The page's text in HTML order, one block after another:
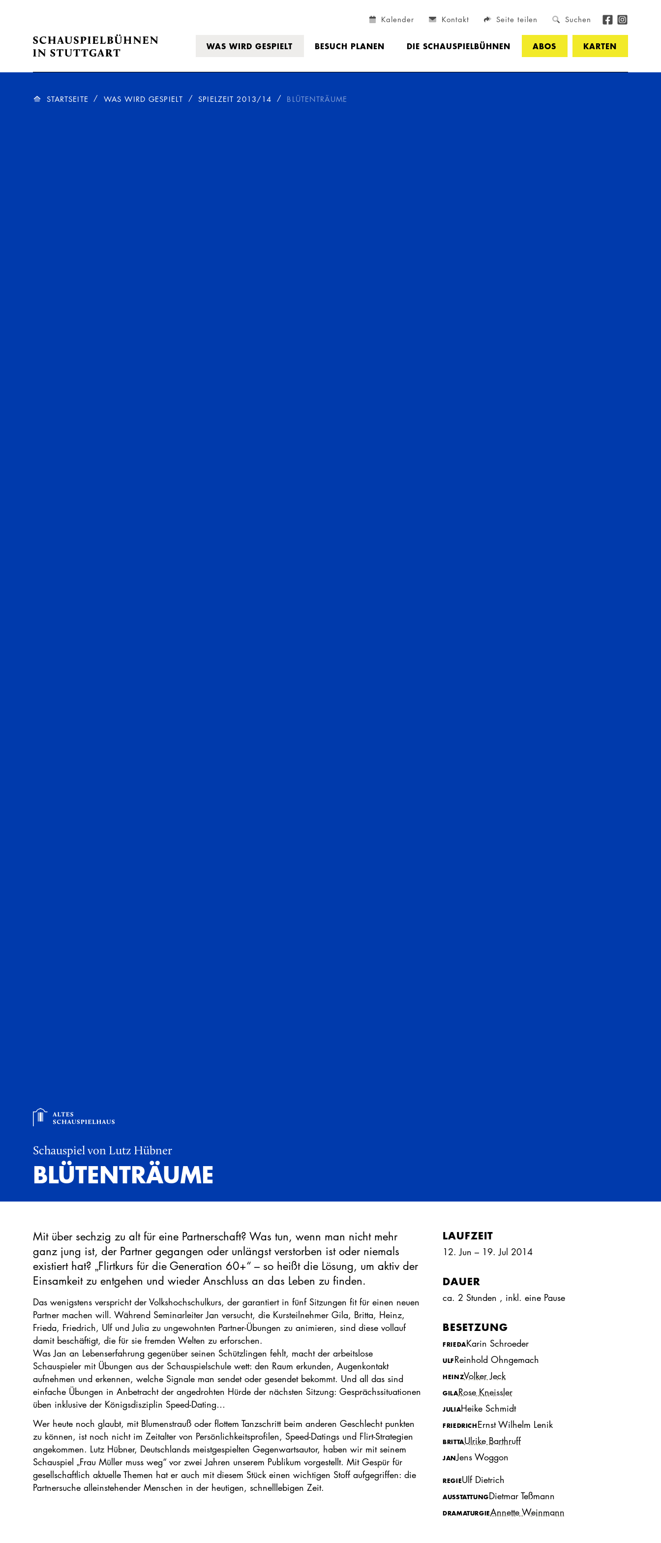
Kalender Kontakt Seite teilen Suchen
WAS WIRD GESPIELT BESUCH PLANEN DIE SCHAUSPIELBÜHNEN ABOS KARTEN
STARTSEITE WAS WIRD GESPIELT SPIELZEIT 2013/14 BLÜTENTRÄUME
Schauspiel von Lutz Hübner
BLÜTENTRÄUME
Mit über sechzig zu alt für eine Partnerschaft? Was tun, wenn man nicht mehr
ganz jung ist, der Partner gegangen oder unlängst verstorben ist oder niemals
existiert hat? „Flirtkurs für die Generation 60+“ – so heißt die Lösung, um aktiv der
Einsamkeit zu entgehen und wieder Anschluss an das Leben zu finden.
Das wenigstens verspricht der Volkshochschulkurs, der garantiert in fünf Sitzungen fit für einen neuen
Partner machen will. Während Seminarleiter Jan versucht, die Kursteilnehmer Gila, Britta, Heinz,
Frieda, Friedrich, Ulf und Julia zu ungewohnten Partner-Übungen zu animieren, sind diese vollauf
damit beschäftigt, die für sie fremden Welten zu erforschen.
Was Jan an Lebenserfahrung gegenüber seinen Schützlingen fehlt, macht der arbeitslose
Schauspieler mit Übungen aus der Schauspielschule wett: den Raum erkunden, Augenkontakt
aufnehmen und erkennen, welche Signale man sendet oder gesendet bekommt. Und all das sind
einfache Übungen in Anbetracht der angedrohten Hürde der nächsten Sitzung: Gesprächssituationen
üben inklusive der Königsdisziplin Speed-Dating…
Wer heute noch glaubt, mit Blumenstrauß oder flottem Tanzschritt beim anderen Geschlecht punkten
zu können, ist noch nicht im Zeitalter von Persönlichkeitsprofilen, Speed-Datings und Flirt-Strategien
angekommen. Lutz Hübner, Deutschlands meistgespielten Gegenwartsautor, haben wir mit seinem
Schauspiel „Frau Müller muss weg“ vor zwei Jahren unserem Publikum vorgestellt. Mit Gespür für
gesellschaftlich aktuelle Themen hat er auch mit diesem Stück einen wichtigen Stoff aufgegriffen: die
Partnersuche alleinstehender Menschen in der heutigen, schnelllebigen Zeit.
LAUFZEIT
12. Jun – 19. Jul 2014
DAUER
ca. 2 Stunden , inkl.eine Pause
BESETZUNG
FRIEDAKarin Schroeder
ULFReinhold Ohngemach
HEINZVolker Jeck
GILARose Kneissler
JULIAHeike Schmidt
FRIEDRICHErnst Wilhelm Lenik
BRITTAUlrike Barthruff
JANJens Woggon
REGIEUlf Dietrich
AUSSTATTUNGDietmar Teßmann
DRAMATURGIEAnnette Weinmann